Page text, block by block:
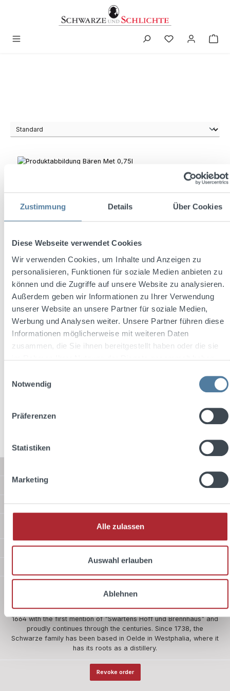
Zustimmung Details Über Cookies
Diese Webseite verwendet Cookies
Wir verwenden Cookies, um Inhalte und Anzeigen zu
personalisieren, Funktionen für soziale Medien anbieten zu
können und die Zugriffe auf unsere Website zu analysieren.
Außerdem geben wir Informationen zu Ihrer Verwendung
unserer Website an unsere Partner für soziale Medien,
Werbung und Analysen weiter. Unsere Partner führen diese
Informationen möglicherweise mit weiteren Daten
zusammen, die Sie ihnen bereitgestellt haben oder die sie
Notwendig
Präferenzen
Statistiken
Marketing
Alle zulassen
Auswahl erlauben
Ablehnen
Average rating of 5 out of 5 stars
Bären Met 0,75l 15% Vol.
Content:0.75 Liter(€11.99 / 1 Liter)
Regular price:
€8.99
Shop Service
Information
Payment methods
The company Schwarze and Schlichte is one of the five oldest
owner-managed companies in Germany. Our history begins in
1664 with the first mention of "Swartens Hoff und Brennhaus" and
proudly continues through the centuries. Since 1738, the
Schwarze family has been based in Oelde in Westphalia, where it
has its roots as a distillery.
Revoke order